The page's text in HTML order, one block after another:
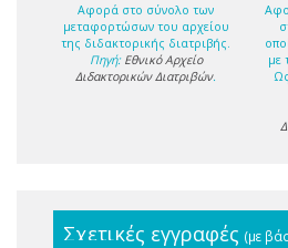
Αφορά στο σύνολο των
μεταφορτώσων του αρχείου
της διδακτορικής διατριβής.
Πηγή: Εθνικό Αρχείο
Διδακτορικών Διατριβών.
με
Σχετικές εγγραφές (με